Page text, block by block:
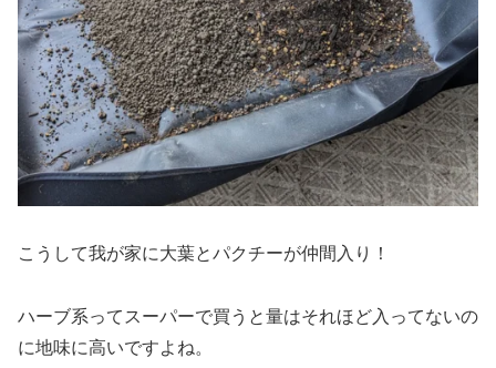
こうして我が家に大葉とパクチーが仲間入り！
ハーブ系ってスーパーで買うと量はそれほど入ってないの
に地味に高いですよね。